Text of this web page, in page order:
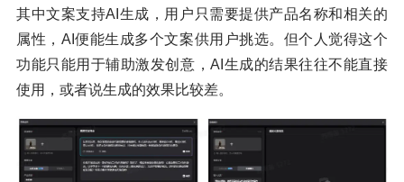
其中文案支持AI生成，用户只需要提供产品名称和相关的
属性，AI便能生成多个文案供用户挑选。但个人觉得这个
功能只能用于辅助激发创意，AI生成的结果往往不能直接
使用，或者说生成的效果比较差。